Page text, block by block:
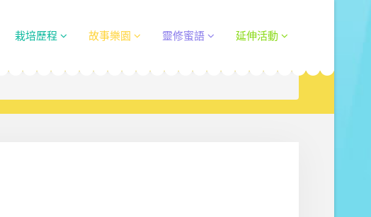
栽培歷程 故事樂園 靈修蜜語 延伸活動